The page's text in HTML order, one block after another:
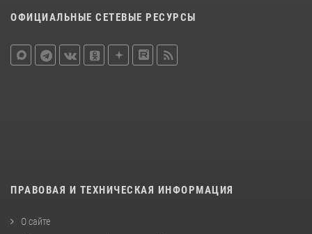
ОФИЦИАЛЬНЫЕ СЕТЕВЫЕ РЕСУРСЫ
ПРАВОВАЯ И ТЕХНИЧЕСКАЯ ИНФОРМАЦИЯ
О сайте